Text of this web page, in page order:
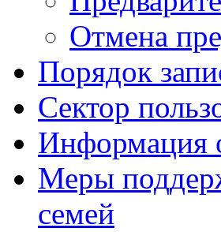
Отмена
Порядок
Сектор
Информация
Меры
семей